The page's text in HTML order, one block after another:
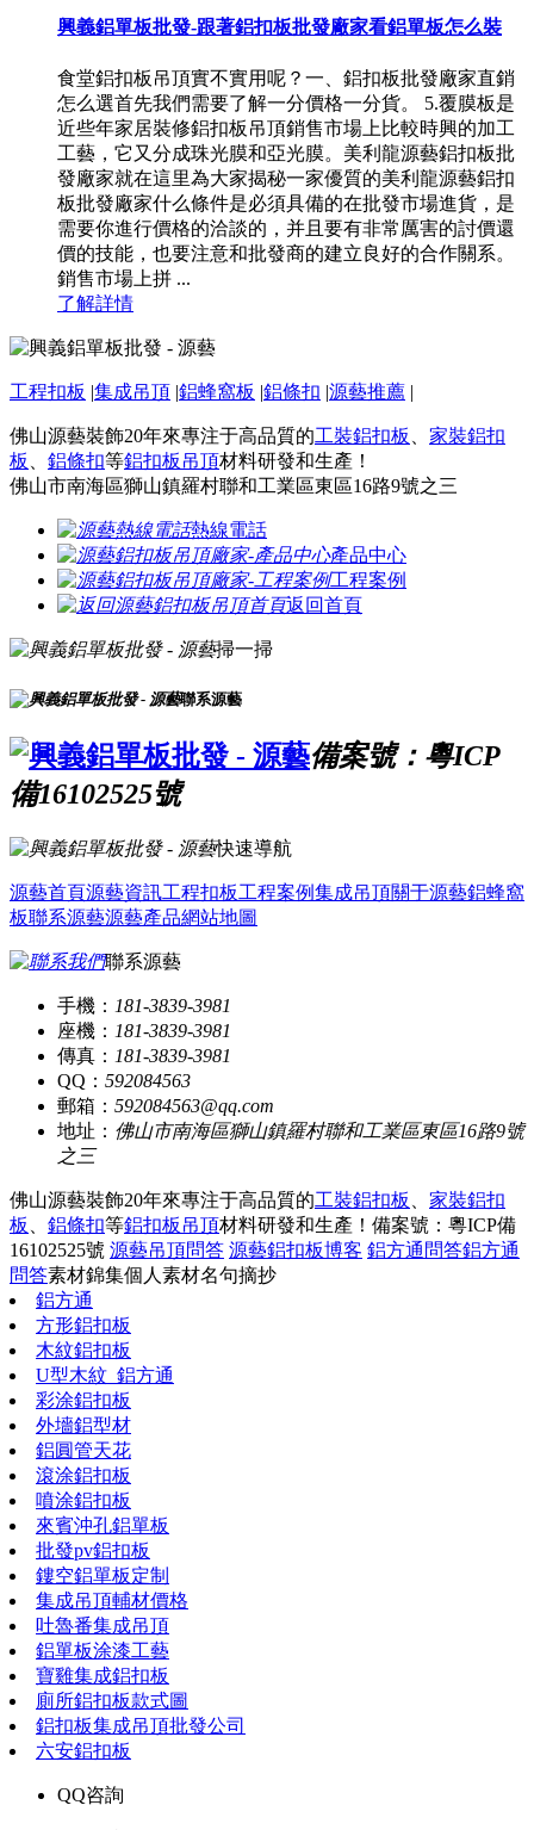
興義鋁單板批發-跟著鋁扣板批發廠家看鋁單板怎么裝
食堂鋁扣板吊頂實不實用呢？一、鋁扣板批發廠家直銷
怎么選首先我們需要了解一分價格一分貨。 5.覆膜板是
近些年家居裝修鋁扣板吊頂銷售市場上比較時興的加工
工藝，它又分成珠光膜和亞光膜。美利龍源藝鋁扣板批
發廠家就在這里為大家揭秘一家優質的美利龍源藝鋁扣
板批發廠家什么條件是必須具備的在批發市場進貨，是
需要你進行價格的洽談的，并且要有非常厲害的討價還
價的技能，也要注意和批發商的建立良好的合作關系。
銷售市場上拼 ...
了解詳情
工程扣板 |集成吊頂 |鋁蜂窩板 |鋁條扣 |源藝推薦 |
佛山源藝裝飾20年來專注于高品質的工裝鋁扣板
家裝鋁扣
板
鋁條扣等鋁扣板吊頂材料研發和生產！
佛山市南海區獅山鎮羅村聯和工業區東區16路9號之三
熱線電話
產品中心
工程案例
返回首頁
掃一掃
聯系源藝
備案號：粵ICP
備16102525號
快速導航
源藝首頁源藝資訊工程扣板工程案例集成吊頂關于源藝鋁蜂窩
板聯系源藝源藝產品網站地圖
聯系源藝
手機： 181-3839-3981
座機： 181-3839-3981
傳真： 181-3839-3981
QQ： 592084563
郵箱： 592084563@qq.com
地址： 佛山市南海區獅山鎮羅村聯和工業區東區16路9號
之三
佛山源藝裝飾20年來專注于高品質的工裝鋁扣板
家裝鋁扣
板
鋁條扣等鋁扣板吊頂材料研發和生產！ 備案號：粵ICP備
16102525號 源藝吊頂問答 源藝鋁扣板博客 鋁方通問答鋁方通
問答素材錦集個人素材名句摘抄
鋁方通
方形鋁扣板
木紋鋁扣板
U型木紋_鋁方通
彩涂鋁扣板
外墻鋁型材
鋁圓管天花
滾涂鋁扣板
噴涂鋁扣板
來賓沖孔鋁單板
批發pv鋁扣板
鏤空鋁單板定制
集成吊頂輔材價格
吐魯番集成吊頂
鋁單板涂漆工藝
寶雞集成鋁扣板
廁所鋁扣板款式圖
鋁扣板集成吊頂批發公司
六安鋁扣板
QQ咨詢